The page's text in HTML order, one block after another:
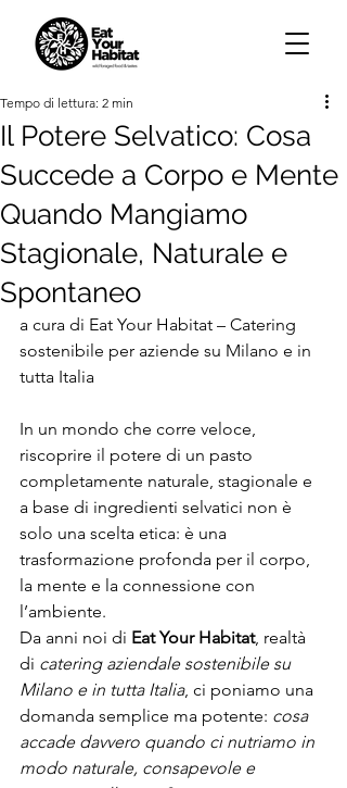
Il Potere Selvatico: Cosa
Succede a Corpo e Mente
Quando Mangiamo
Stagionale, Naturale e
Spontaneo
Tempo di lettura: 2 min
a cura di Eat Your Habitat – Catering
sostenibile per aziende su Milano e in
tutta Italia
In un mondo che corre veloce,
riscoprire il potere di un pasto
completamente naturale, stagionale e
a base di ingredienti selvatici non è
solo una scelta etica: è una
trasformazione profonda per il corpo,
la mente e la connessione con
l’ambiente.
Da anni noi di Eat Your Habitat, realtà
di catering aziendale sostenibile su
Milano e in tutta Italia, ci poniamo una
domanda semplice ma potente: cosa
accade davvero quando ci nutriamo in
modo naturale, consapevole e